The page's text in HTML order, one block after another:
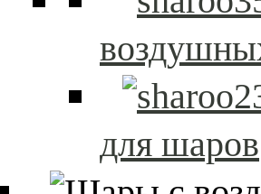
для шаров